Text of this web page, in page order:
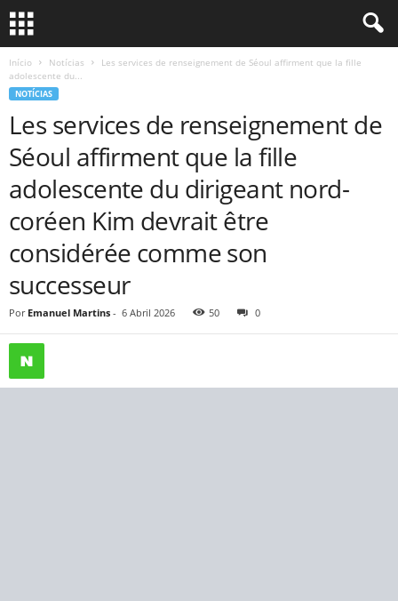
Início Notícias
Les services de renseignement de Séoul affirment que la fille
adolescente du...
NOTÍCIAS
Les services de renseignement de
Séoul affirment que la fille
adolescente du dirigeant nord-
coréen Kim devrait être
considérée comme son
successeur
Por Emanuel Martins - 6 Abril 2026 50 0